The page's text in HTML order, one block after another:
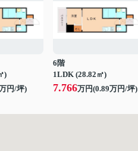
)
円/坪)
6階
1LDK (28.82㎡)
7.766万円(0.89万円/坪)